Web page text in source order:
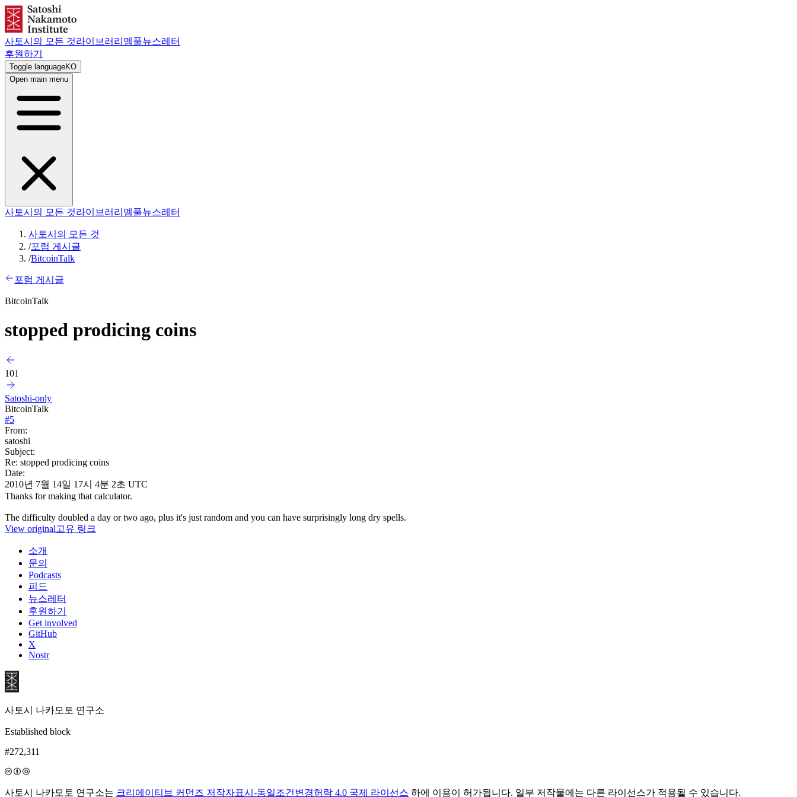
사토시의 모든 것라이브러리 멤풀뉴스레터
후원하기
Toggle languageKO
Open main menu
사토시의 모든 것라이브러리 멤풀뉴스레터
사토시의 모든 것
/포럼 게시글
/BitcoinTalk
포럼 게시글
BitcoinTalk
stopped prodicing coins
101
Satoshi-only
BitcoinTalk
#5
From:
satoshi
Subject:
Re: stopped prodicing coins
Date:
2010년 7월 14일 17시 4분 2초 UTC
Thanks for making that calculator.
The difficulty doubled a day or two ago, plus it's just random and you can have surprisingly long dry spells.
View original고유 링크
소개
문의
Podcasts
피드
뉴스레터
후원하기
Get involved
GitHub
X
Nostr
사토시 나카모토 연구소
Established block
#272,311
사토시 나카모토 연구소는 크리에이티브 커먼즈 저작자표시-동일조건변경허락 4.0 국제 라이선스 하에 이용이 허가됩니다. 일부 저작물에는 다른 라이선스가 적용될 수 있습니다.